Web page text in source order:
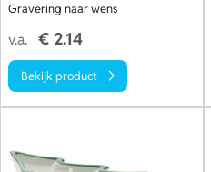
Gravering naar wens
v.a. € 2.14
Bekijk product